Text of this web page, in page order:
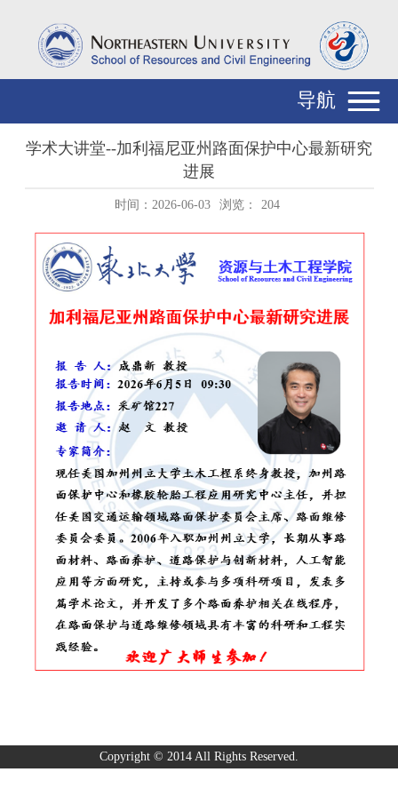
导航
学术大讲堂--加利福尼亚州路面保护中心最新研究
进展
时间：2026-06-03 浏览： 204
Copyright © 2014 All Rights Reserved.